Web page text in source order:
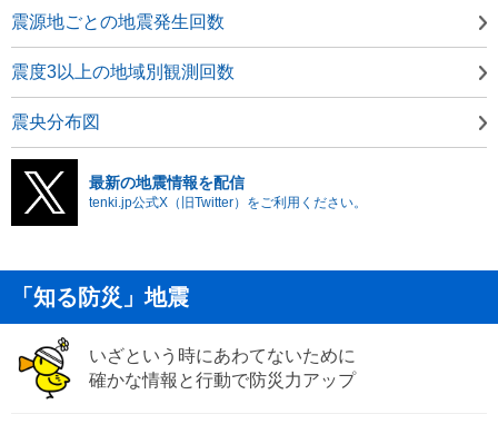
震源地ごとの地震発生回数
震度3以上の地域別観測回数
震央分布図
最新の地震情報を配信
tenki.jp公式X（旧Twitter）をご利用ください。
「知る防災」地震
いざという時にあわてないために
確かな情報と行動で防災力アップ